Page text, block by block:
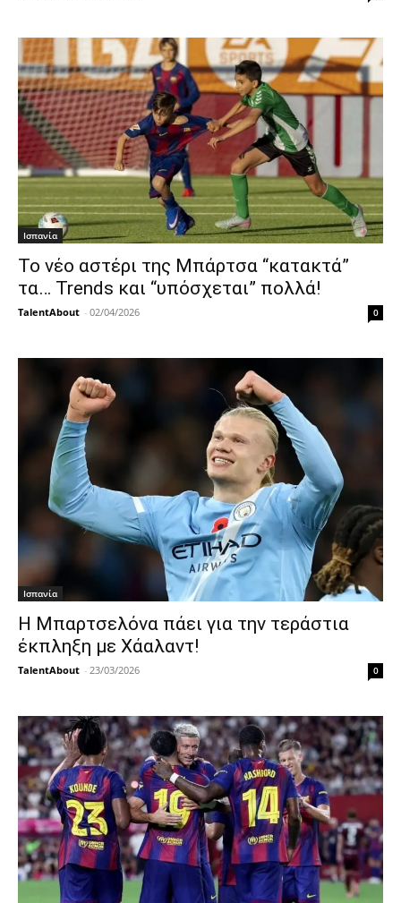
Ισπανία
Το νέο αστέρι της Μπάρτσα “κατακτά”
τα… Trends και “υπόσχεται” πολλά!
TalentAbout - 02/04/2026 0
Ισπανία
Η Μπαρτσελόνα πάει για την τεράστια
έκπληξη με Χάαλαντ!
TalentAbout - 23/03/2026 0